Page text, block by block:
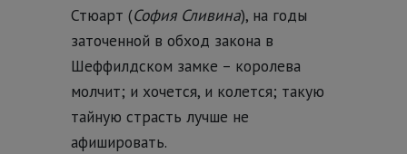
Стюарт (София Сливина), на годы
заточенной в обход закона в
Шеффилдском замке – королева
молчит; и хочется, и колется; такую
тайную страсть лучше не
афишировать.